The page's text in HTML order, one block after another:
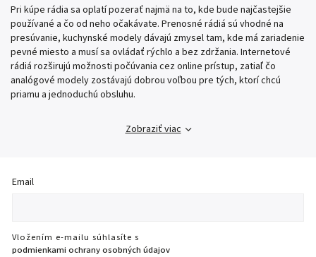
Pri kúpe rádia sa oplatí pozerať najmä na to, kde bude najčastejšie
používané a čo od neho očakávate. Prenosné rádiá sú vhodné na
presúvanie, kuchynské modely dávajú zmysel tam, kde má zariadenie
pevné miesto a musí sa ovládať rýchlo a bez zdržania. Internetové
rádiá rozširujú možnosti počúvania cez online prístup, zatiaľ čo
analógové modely zostávajú dobrou voľbou pre tých, ktorí chcú
priamu a jednoduchú obsluhu.
Zobraziť viac
Email
Vložením e-mailu súhlasíte s
podmienkami ochrany osobných údajov